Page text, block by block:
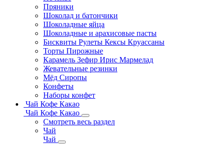
Пряники
Шоколад и батончики
Шоколадные яйца
Шоколадные и арахисовые пасты
Бисквиты Рулеты Кексы Круассаны
Торты Пирожные
Карамель Зефир Ирис Мармелад
Жевательные резинки
Мёд Сиропы
Конфеты
Наборы конфет
Чай Кофе Какао
Чай Кофе Какао
Смотреть весь раздел
Чай
Чай